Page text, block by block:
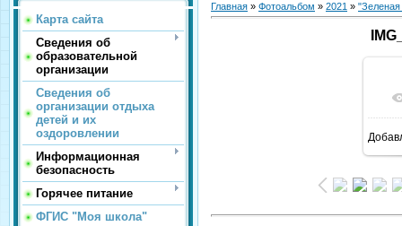
Карта сайта
Сведения об
образовательной
организации
Сведения об
организации отдыха
детей и их
оздоровлении
Информационная
безопасность
Горячее питание
ФГИС "Моя школа"
Главная » Фотоальбом » 2021 »